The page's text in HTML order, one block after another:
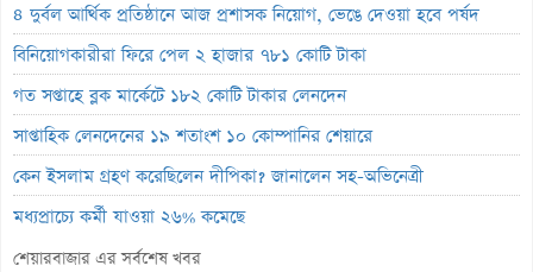
৪ দুর্বল আর্থিক প্রতিষ্ঠানে আজ প্রশাসক নিয়োগ, ভেঙে দেওয়া হবে পর্ষদ
বিনিয়োগকারীরা ফিরে পেল ২ হাজার ৭৮১ কোটি টাকা
গত সপ্তাহে ব্লক মার্কেটে ১৮২ কোটি টাকার লেনদেন
সাপ্তাহিক লেনদেনের ১৯ শতাংশ ১০ কোম্পানির শেয়ারে
কেন ইসলাম গ্রহণ করেছিলেন দীপিকা? জানালেন সহ-অভিনেত্রী
মধ্যপ্রাচ্যে কর্মী যাওয়া ২৬% কমেছে
স্বর্ণ খাতকে আনুষ্ঠানিক শিল্পে আনতে নতুন নীতিমালা
শেয়ারবাজার এর সর্বশেষ খবর